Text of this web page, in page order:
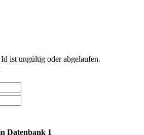
ist ungültig oder abgelaufen.
Datenbank 1